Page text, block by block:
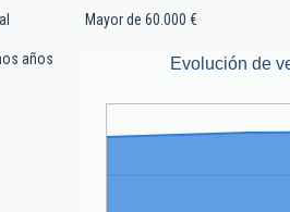
Mayor de 60.000 €
años Evolución de